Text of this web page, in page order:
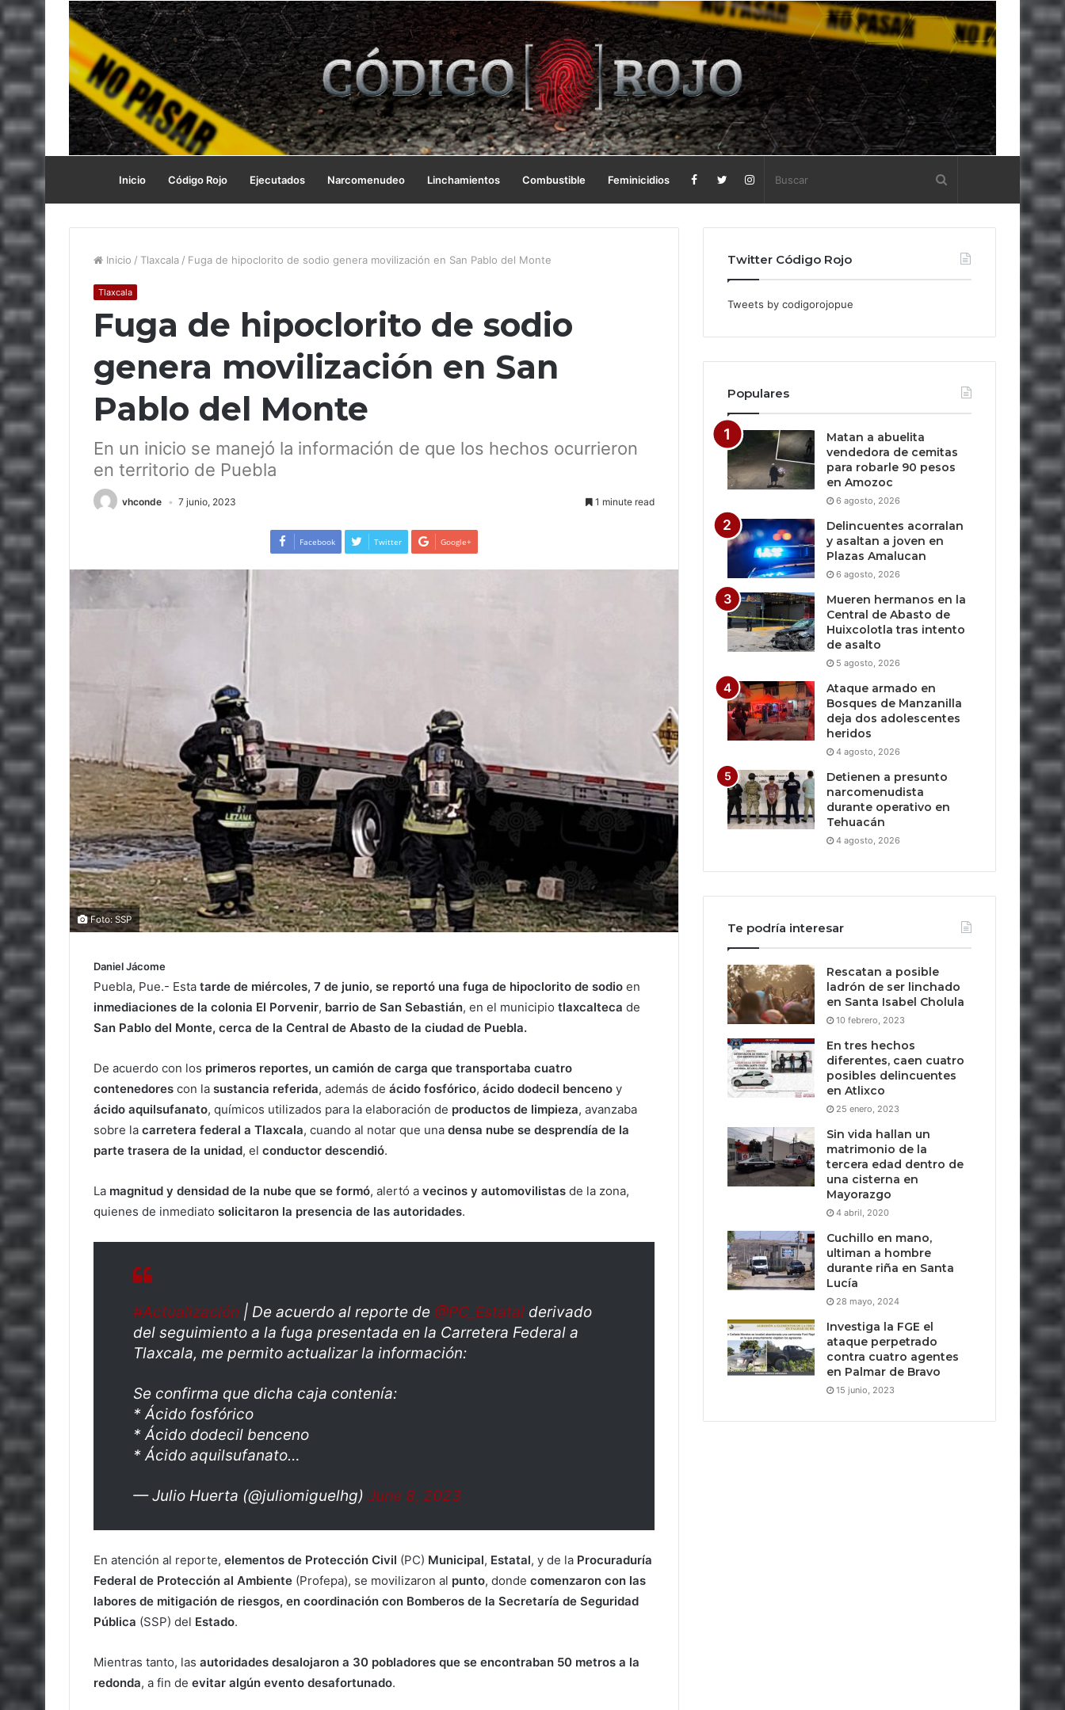
Inicio Código Rojo Ejecutados Narcomenudeo Linchamientos Combustible Feminicidios
Inicio / Tlaxcala / Fuga de hipoclorito de sodio genera movilización en San Pablo del Monte
Tlaxcala
Fuga de hipoclorito de sodio
genera movilización en San
Pablo del Monte
En un inicio se manejó la información de que los hechos ocurrieron
en territorio de Puebla
vhconde 7 junio, 2023 1 minute read
Facebook Twitter Google+
Foto: SSP
Daniel Jácome
Puebla, Pue.- Esta tarde de miércoles, 7 de junio, se reportó una fuga de hipoclorito de sodio en
inmediaciones de la colonia El Porvenir, barrio de San Sebastián, en el municipio tlaxcalteca de
San Pablo del Monte, cerca de la Central de Abasto de la ciudad de Puebla.
De acuerdo con los primeros reportes, un camión de carga que transportaba cuatro
contenedores con la sustancia referida, además de ácido fosfórico, ácido dodecil benceno y
ácido aquilsufanato, químicos utilizados para la elaboración de productos de limpieza, avanzaba
sobre la carretera federal a Tlaxcala, cuando al notar que una densa nube se desprendía de la
parte trasera de la unidad, el conductor descendió.
La magnitud y densidad de la nube que se formó, alertó a vecinos y automovilistas de la zona,
quienes de inmediato solicitaron la presencia de las autoridades.
#Actualización | De acuerdo al reporte de @PC_Estatal derivado
del seguimiento a la fuga presentada en la Carretera Federal a
Tlaxcala, me permito actualizar la información:
Se confirma que dicha caja contenía:
* Ácido fosfórico
* Ácido dodecil benceno
* Ácido aquilsufanato…
— Julio Huerta (@juliomiguelhg) June 8, 2023
En atención al reporte, elementos de Protección Civil (PC) Municipal, Estatal, y de la Procuraduría
Federal de Protección al Ambiente (Profepa), se movilizaron al punto, donde comenzaron con las
labores de mitigación de riesgos, en coordinación con Bomberos de la Secretaría de Seguridad
Pública (SSP) del Estado.
Mientras tanto, las autoridades desalojaron a 30 pobladores que se encontraban 50 metros a la
redonda, a fin de evitar algún evento desafortunado.
Twitter Código Rojo
Tweets by codigorojopue
Populares
Matan a abuelita
vendedora de cemitas
para robarle 90 pesos
en Amozoc
6 agosto, 2026
Delincuentes acorralan
y asaltan a joven en
Plazas Amalucan
6 agosto, 2026
Mueren hermanos en la
Central de Abasto de
Huixcolotla tras intento
de asalto
5 agosto, 2026
Ataque armado en
Bosques de Manzanilla
deja dos adolescentes
heridos
4 agosto, 2026
Detienen a presunto
narcomenudista
durante operativo en
Tehuacán
4 agosto, 2026
Te podría interesar
Rescatan a posible
ladrón de ser linchado
en Santa Isabel Cholula
10 febrero, 2023
En tres hechos
diferentes, caen cuatro
posibles delincuentes
en Atlixco
25 enero, 2023
Sin vida hallan un
matrimonio de la
tercera edad dentro de
una cisterna en
Mayorazgo
4 abril, 2020
Cuchillo en mano,
ultiman a hombre
durante riña en Santa
Lucía
28 mayo, 2024
Investiga la FGE el
ataque perpetrado
contra cuatro agentes
en Palmar de Bravo
15 junio, 2023